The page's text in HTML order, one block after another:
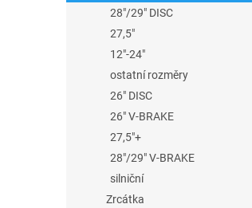
28"/29" DISC
27,5"
12"-24"
ostatní rozměry
26" DISC
26" V-BRAKE
27,5"+
28"/29" V-BRAKE
silniční
Zrcátka